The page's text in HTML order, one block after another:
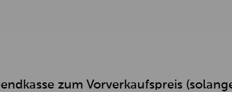
zum Vorverkaufspreis